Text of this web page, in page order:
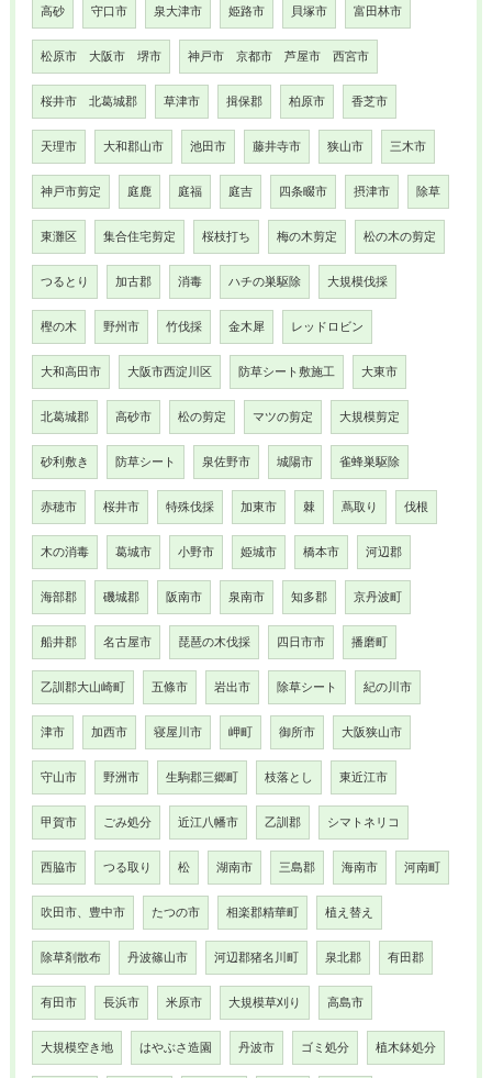
高砂 守口市 泉大津市 姫路市 貝塚市 富田林市
松原市 大阪市 堺市 神戸市 京都市 芦屋市 西宮市
桜井市 北葛城郡 草津市 揖保郡 柏原市 香芝市
天理市 大和郡山市 池田市 藤井寺市 狭山市 三木市
神戸市剪定 庭鹿 庭福 庭吉 四条畷市 摂津市 除草
東灘区 集合住宅剪定 桜枝打ち 梅の木剪定 松の木の剪定
つるとり 加古郡 消毒 ハチの巣駆除 大規模伐採
樫の木 野州市 竹伐採 金木犀 レッドロビン
大和高田市 大阪市西淀川区 防草シート敷施工 大東市
北葛城郡 高砂市 松の剪定 マツの剪定 大規模剪定
砂利敷き 防草シート 泉佐野市 城陽市 雀蜂巣駆除
赤穂市 桜井市 特殊伐採 加東市 棘 蔦取り 伐根
木の消毒 葛城市 小野市 姫城市 橋本市 河辺郡
海部郡 磯城郡 阪南市 泉南市 知多郡 京丹波町
船井郡 名古屋市 琵琶の木伐採 四日市市 播磨町
乙訓郡大山崎町 五條市 岩出市 除草シート 紀の川市
津市 加西市 寝屋川市 岬町 御所市 大阪狭山市
守山市 野洲市 生駒郡三郷町 枝落とし 東近江市
甲賀市 ごみ処分 近江八幡市 乙訓郡 シマトネリコ
西脇市 つる取り 松 湖南市 三島郡 海南市 河南町
吹田市、豊中市 たつの市 相楽郡精華町 植え替え
除草剤散布 丹波篠山市 河辺郡猪名川町 泉北郡 有田郡
有田市 長浜市 米原市 大規模草刈り 高島市
大規模空き地 はやぶさ造園 丹波市 ゴミ処分 植木鉢処分